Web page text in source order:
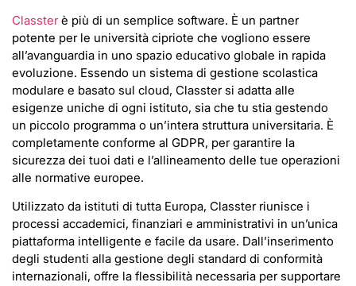
Classterè più di un semplice software. È un partner
potente per le università cipriote che vogliono essere
all’avanguardia in uno spazio educativo globale in rapida
evoluzione. Essendo un sistema di gestione scolastica
modulare e basato sul cloud, Classter si adatta alle
esigenze uniche di ogni istituto, sia che tu stia gestendo
un piccolo programma o un’intera struttura universitaria. È
completamente conforme al GDPR, per garantire la
sicurezza dei tuoi dati e l’allineamento delle tue operazioni
alle normative europee.
Utilizzato da istituti di tutta Europa, Classter riunisce i
processi accademici, finanziari e amministrativi in un’unica
piattaforma intelligente e facile da usare. Dall’inserimento
degli studenti alla gestione degli standard di conformità
internazionali, offre la flessibilità necessaria per supportare